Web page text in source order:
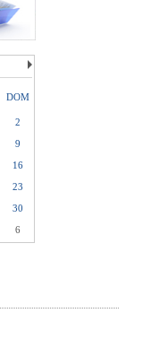
DOM
2
9
16
23
30
6